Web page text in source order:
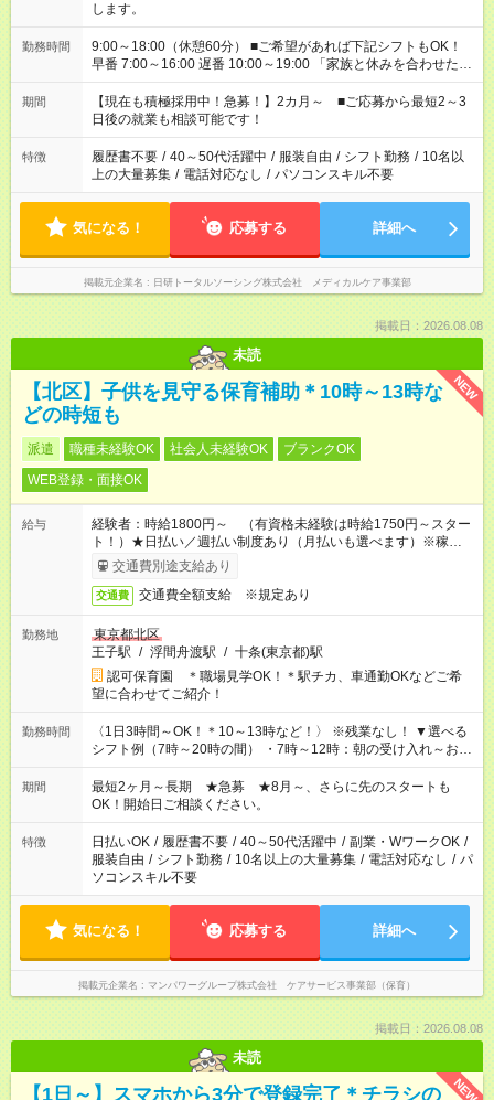
します。
勤務時間
9:00～18:00（休憩60分） ■ご希望があれば下記シフトもOK！
早番 7:00～16:00 遅番 10:00～19:00 「家族と休みを合わせた
い」 「余裕を持って夕飯の準備がしたい」 「できれば残業はし
たくない」 など、ご希望を教えてくださいね。 ※Wワーク希望
の方へ 今ご覧のお仕事で希望する勤務時間と、もう1つのお仕事
の勤務時間。 合計で週40時間を超える場合は応募できません。
期間
【現在も積極採用中！急募！】2カ月～ ■ご応募から最短2～3
日後の就業も相談可能です！
特徴 履歴書不要 / 40～50代活躍中 / 服装自由 / シフト勤務 / 10名以
上の大量募集 / 電話対応なし / パソコンスキル不要
気になる！ 応募する 詳細へ
掲載元企業名 日研トータルソーシング株式会社 メディカルケア事業部
掲載日：2026.08.08
未読
NEW
【北区】子供を見守る保育補助＊10時～13時な
どの時短も
派遣 職種未経験OK 社会人未経験OK
ブランクOK
WEB登録・面接OK
給与
経験者：時給1800円～ （有資格未経験は時給1750円～スター
ト！）★日払い／週払い制度あり（月払いも選べます）※稼働開
始時は手続き完了次第のお支払いとなります★フルタイムできる
方は100円アップ！
交通費別途支給あり
交通費 交通費全額支給 ※規定あり
勤務地
東京都北区
王子駅 / 浮間舟渡駅 / 十条(東京都)駅
認可保育園 ＊職場見学OK！＊駅チカ、車通勤OKなどご希
望に合わせてご紹介！
勤務時間
〈1日3時間～OK！＊10～13時など！〉 ※残業なし！ ▼選べる
シフト例（7時～20時の間） ・7時～12時：朝の受け入れ～お昼
の準備 ・10時～13時：園児の見守り～お昼の補助 ・9時～16
時：帰りの会まで！子供の成長を見守る ・15時～20時：夜のお
迎えサポート
期間
最短2ヶ月～長期 ★急募 ★8月～、さらに先のスタートも
OK！開始日ご相談ください。
特徴 日払いOK / 履歴書不要 / 40～50代活躍中 / 副業・WワークOK /
服装自由 / シフト勤務 / 10名以上の大量募集 / 電話対応なし / パ
ソコンスキル不要
気になる！ 応募する 詳細へ
掲載元企業名 マンパワーグループ株式会社 ケアサービス事業部（保育）
掲載日：2026.08.08
未読
NEW
【1日～】スマホから3分で登録完了＊チラシの